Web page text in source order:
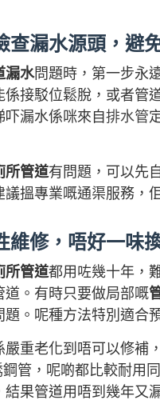
查漏水源頭，避
漏水問題時，第一步永
接駁位鬆脫，或者管
漏水係咪來自排水管
所管道有問題，可以先
搵專業嘅通渠服務，
維修，唔好一味
所管道都用咗幾十年，
。有時只要做局部嘅
。呢種方法特別適合
重老化到唔可以修補
管，呢啲都比較耐用
果管道用唔到幾年又